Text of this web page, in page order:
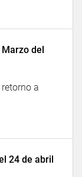
del
a
24 de abril